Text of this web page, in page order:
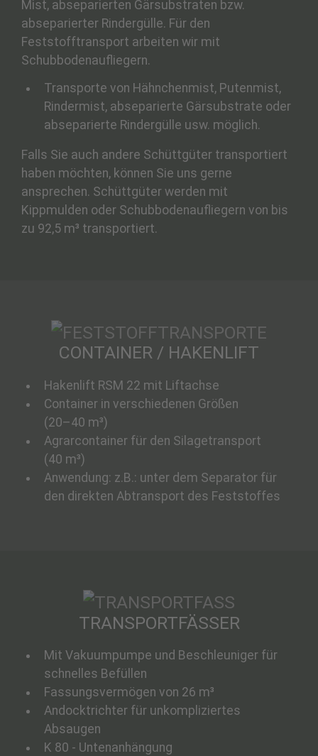
Mist, abseparierten Gärsubstraten bzw.
abseparierter Rindergülle. Für den
Feststofftransport arbeiten wir mit
Schubbodenaufliegern.
Transporte von Hähnchenmist, Putenmist,
Rindermist, abseparierte Gärsubstrate oder
abseparierte Rindergülle usw. möglich.
Falls Sie auch andere Schüttgüter transportiert
haben möchten, können Sie uns gerne
ansprechen. Schüttgüter werden mit
Kippmulden oder Schubbodenaufliegern von bis
zu 92,5 m³ transportiert.
CONTAINER / HAKENLIFT
Hakenlift RSM 22 mit Liftachse
Container in verschiedenen Größen
(20–40 m³)
Agrarcontainer für den Silagetransport
(40 m³)
Anwendung: z.B.: unter dem Separator für
den direkten Abtransport des Feststoffes
TRANSPORTFÄSSER
Mit Vakuumpumpe und Beschleuniger für
schnelles Befüllen
Fassungsvermögen von 26 m³
Andocktrichter für unkompliziertes
Absaugen
K 80 - Untenanhängung